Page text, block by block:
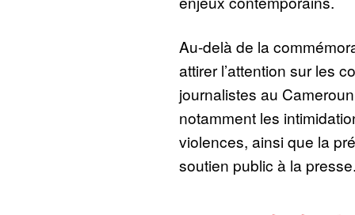
Au-delà de la
attirer l’attention sur les
journalistes au
notamment les
violences, ainsi que la
soutien public à la presse.